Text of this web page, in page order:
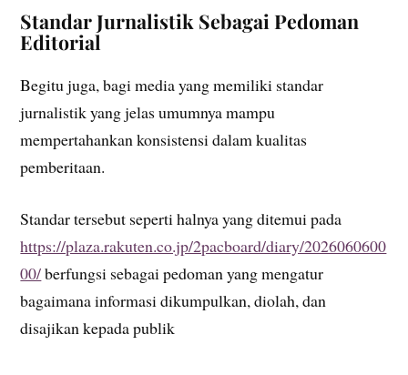
Standar Jurnalistik Sebagai Pedoman
Editorial
Begitu juga, bagi media yang memiliki standar
jurnalistik yang jelas umumnya mampu
mempertahankan konsistensi dalam kualitas
pemberitaan.
Standar tersebut seperti halnya yang ditemui pada
https://plaza.rakuten.co.jp/2pacboard/diary/2026060600
00/berfungsi sebagai pedoman yang mengatur
bagaimana informasi dikumpulkan, diolah, dan
disajikan kepada publik